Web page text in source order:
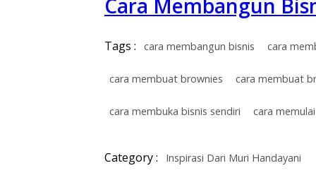
Cara Membangun
Tags : cara membangun bisnis cara
cara membuat brownies cara membuat
cara membuka bisnis sendiri cara
Category : Inspirasi Dari Muri Handayani